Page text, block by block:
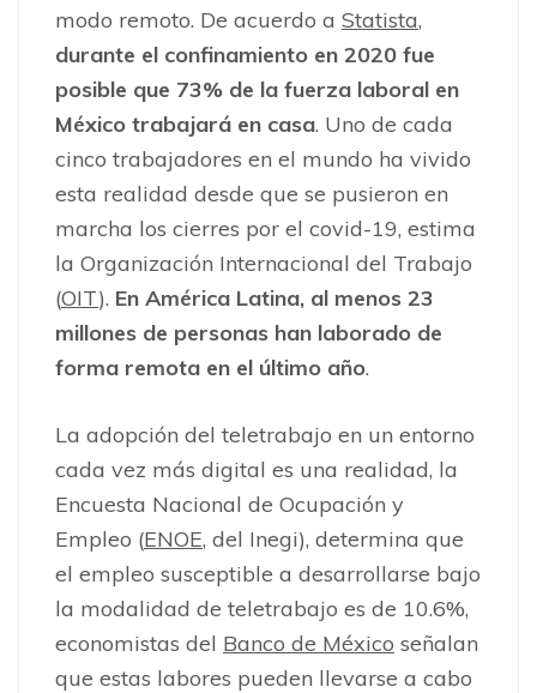
modo remoto. De acuerdo a Statista,
durante el confinamiento en 2020 fue
posible que 73% de la fuerza laboral en
México trabajará en casa. Uno de cada
cinco trabajadores en el mundo ha vivido
esta realidad desde que se pusieron en
marcha los cierres por el covid-19, estima
la Organización Internacional del Trabajo
(OIT). En América Latina, al menos 23
millones de personas han laborado de
forma remota en el último año.
La adopción del teletrabajo en un entorno
cada vez más digital es una realidad, la
Encuesta Nacional de Ocupación y
Empleo (ENOE, del Inegi), determina que
el empleo susceptible a desarrollarse bajo
la modalidad de teletrabajo es de 10.6%,
economistas del Banco de México señalan
que estas labores pueden llevarse a cabo